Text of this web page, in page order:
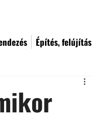
Építés, felújítás